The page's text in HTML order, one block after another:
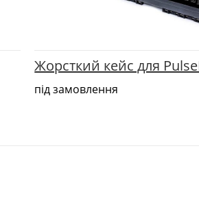
Жорсткий кейс для
під замовлення